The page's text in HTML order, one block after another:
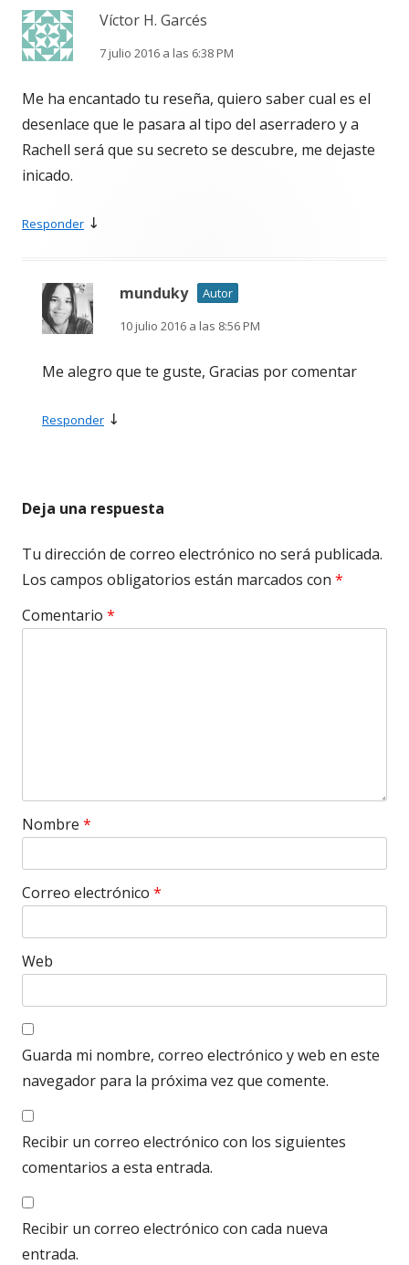
Víctor H. Garcés
7 julio 2016 a las 6:38 PM
Me ha encantado tu reseña, quiero saber cual es el
desenlace que le pasara al tipo del aserradero y a
Rachell será que su secreto se descubre, me dejaste
inicado.
Responder ↓
munduky
Autor
10 julio 2016 a las 8:56 PM
Me alegro que te guste, Gracias por comentar
Responder ↓
Deja una respuesta
Tu dirección de correo electrónico no será publicada.
Los campos obligatorios están marcados con *
Comentario *
Nombre *
Correo electrónico *
Web
Guarda mi nombre, correo electrónico y web en este
navegador para la próxima vez que comente.
Recibir un correo electrónico con los siguientes
comentarios a esta entrada.
Recibir un correo electrónico con cada nueva
entrada.